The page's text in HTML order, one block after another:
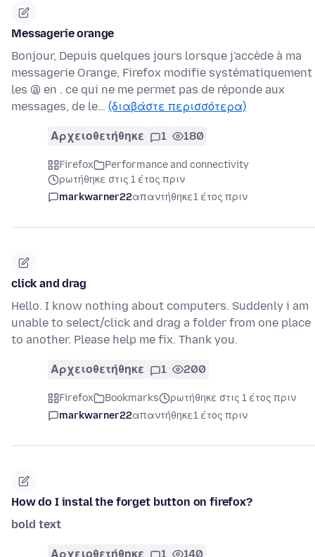
Messagerie orange
Bonjour, Depuis quelques jours lorsque j'accède à ma
messagerie Orange, Firefox modifie systématiquement
les @ en . ce qui ne me permet pas de réponde aux
messages, de le… (διαβάστε περισσότερα)
Αρχειοθετήθηκε 1 180
Firefox
Performance and connectivity
ρωτήθηκε στις 1 έτος πριν
markwarner22απαντήθηκε1 έτος πριν
click and drag
Hello. I know nothing about computers. Suddenly i am
unable to select/click and drag a folder from one place
to another. Please help me fix. Thank you.
Αρχειοθετήθηκε 1 200
Firefox Bookmarks
ρωτήθηκε στις 1 έτος πριν
markwarner22απαντήθηκε1 έτος πριν
How do I instal the forget button on firefox?
bold text
Αρχειοθετήθηκε 1 140